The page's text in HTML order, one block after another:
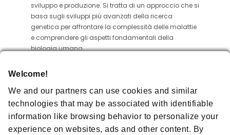
Welcome!
We and our partners can use cookies and similar
technologies that may be associated with identifiable
information like browsing behavior to personalize your
experience on websites, ads and other content. By
sviluppo e produzione. Si tratta di un approccio che si
basa sugli sviluppi più avanzati della ricerca
genetica per affrontare la complessità delle malattie
e comprendere gli aspetti fondamentali della
biologia umana.
Amgen concentra le sue attività sulle aree che
soddisfatte e fa leva sulle proprie competenze per
sviluppare soluzioni che migliorino la salute e, più in
generale, la qualità della vita delle persone lungo
l’intero percorso terapeutico. Tra i pionieri delle